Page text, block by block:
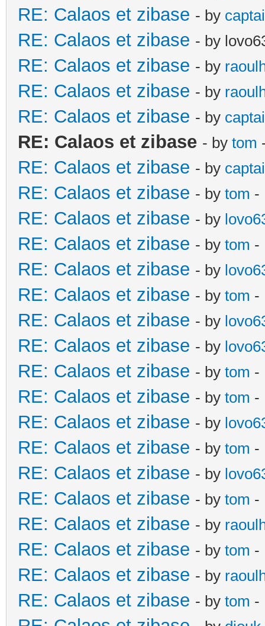
RE: Calaos et zibase - by
RE: Calaos et zibase - by
RE: Calaos et zibase - by
RE: Calaos et zibase - by
RE: Calaos et zibase - by
RE: Calaos et zibase - by tom
RE: Calaos et zibase - by
RE: Calaos et zibase - by tom -
RE: Calaos et zibase - by
RE: Calaos et zibase - by tom -
RE: Calaos et zibase - by
RE: Calaos et zibase - by tom -
RE: Calaos et zibase - by
RE: Calaos et zibase - by
RE: Calaos et zibase - by tom -
RE: Calaos et zibase - by tom -
RE: Calaos et zibase - by
RE: Calaos et zibase - by tom -
RE: Calaos et zibase - by
RE: Calaos et zibase - by tom -
RE: Calaos et zibase - by
RE: Calaos et zibase - by tom -
RE: Calaos et zibase - by
RE: Calaos et zibase - by tom -